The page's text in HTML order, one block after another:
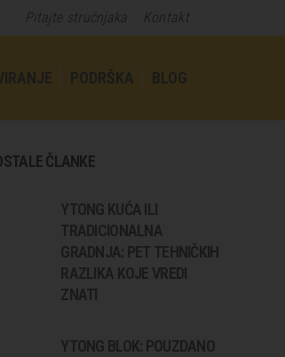
Pitajte stručnjaka Kontakt
PODRŠKA BLOG
ČLANKE
YTONG KUĆA ILI
TRADICIONALNA
GRADNJA: PET TEHNIČKIH
RAZLIKA KOJE VREDI
ZNATI
YTONG BLOK: POUZDANO